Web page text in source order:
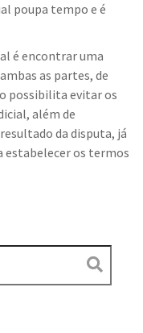
poupa tempo e é
é encontrar uma
as partes, de
possibilita evitar os
além de
da disputa, já
estabelecer os termos